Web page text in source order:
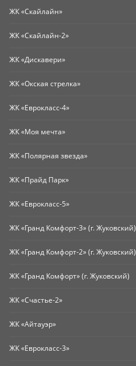
ЖК «Скайлайн»
ЖК «Скайлайн-2»
ЖК «Дискавери»
ЖК «Окская стрелка»
ЖК «Еврокласс-4»
ЖК «Моя мечта»
ЖК «Полярная звезда»
ЖК «Прайд Парк»
ЖК «Еврокласс-5»
ЖК «Гранд Комфорт-3» (г. Жуковский)
ЖК «Гранд Комфорт-2» (г. Жуковский)
ЖК «Гранд Комфорт» (г. Жуковский)
ЖК «Счастье-2»
ЖК «Айтауэр»
ЖК «Еврокласс-3»